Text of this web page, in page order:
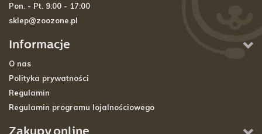
Informacje
O nas
Polityka prywatności
Regulamin
Regulamin programu lojalnościowego
Zakupy online
Pon. - Pt. 9:00 - 17:00
sklep@zoozone.pl